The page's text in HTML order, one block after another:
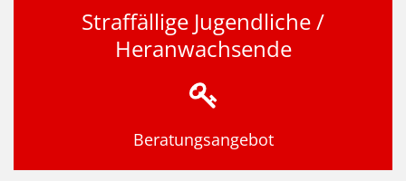
Straffällige Jugendliche /
Heranwachsende
Beratungsangebot